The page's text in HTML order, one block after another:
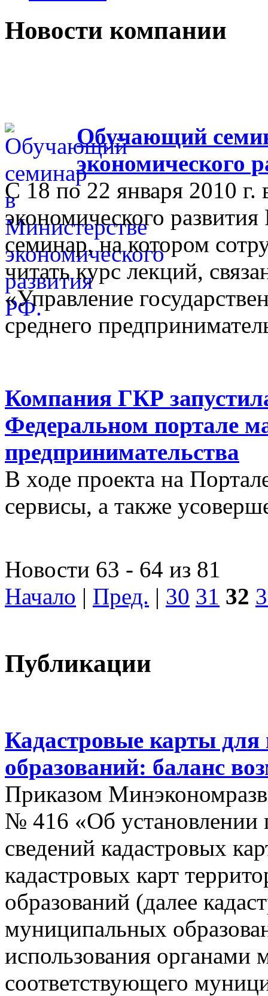
Новости компании
Обучающий
экономического
С 18 по 22 января 2010 г.
экономического
семинар, на котором
читать курс лекций,
«Управление
среднего
Компания ГКР
Федеральном портале
предпринимательства
В ходе проекта на
сервисы, а также
Новости 63 - 64 из 81
Начало | Пред. | 30 31 32
Публикации
Кадастровые карты
образований: баланс
Приказом
№ 416 «Об установлении
сведений кадастровых
кадастровых карт
образований (далее
муниципальных
использования органами
соответствующего